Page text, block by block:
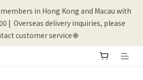
will get 50 shopping credits💰
in Hong Kong and Macau with
|  Overseas delivery inquiries, please
customer service 🌐